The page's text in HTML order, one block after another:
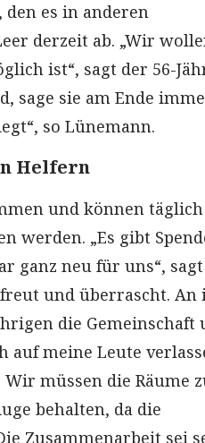
den es in anderen
derzeit ab. „Wir
ist“, sagt der 56-
sage sie am Ende
so Lünemann.
Helfern
und können
werden. „Es gibt
ganz neu für uns“, sagt
und überrascht.
die Gemeinschaft
auf meine Leute
müssen die Räume
behalten, da die
Zusammenarbeit sei